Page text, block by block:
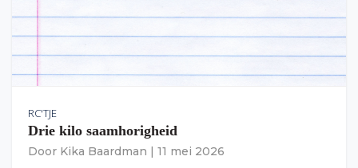
RC'TJE
Drie kilo saamhorigheid
Door Kika Baardman 11 mei 2026